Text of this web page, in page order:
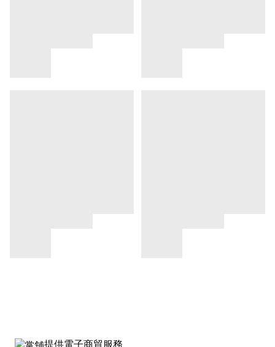
提供電子商貿服務